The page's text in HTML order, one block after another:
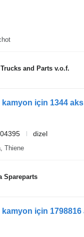
and Parts v.o.f.
kamyon için 1344 aks
dizel
Thiene
Spareparts
kamyon için 1798816